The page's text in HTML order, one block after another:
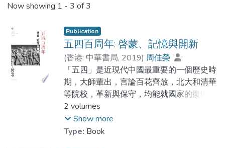
Now showing 1 - 3 of 3
Publication
五四百周年: 啓蒙、記憶與開新
(香港: 中華書局, 2019) 周佳榮
;
黎志剛
;Dr. AU Chi Kin
「五四」是近現代中國最重要的一個歷史時
期，大師輩出，言論百花齊放，北大和清華
等院校，革新與保守，均能就國家的復興與
現代化提出各自的見解，他們的所思所論對
近百年的中國發展影響深遠，有的議題即使
到今天仍具有重要的參考價值，可供我們繼
2 volumes
Show more
Type: Book